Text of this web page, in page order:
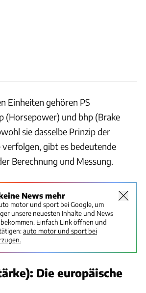
Einheiten gehören PS
(Horsepower) und bhp (Brake
sie dasselbe Prinzip der
gibt es bedeutende
Berechnung und Messung.
News mehr
motor und sport bei Google, um
unsere neuesten Inhalte und News
Einfach Link öffnen und
auto motor und sport bei
Die europäische